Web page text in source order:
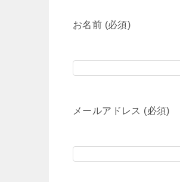
お名前 (必須)
メールアドレス (必須)